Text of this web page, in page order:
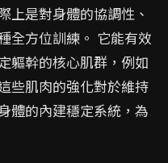
上是對身體的協調性、
全方位訓練。 它能有效
軀幹的核心肌群，例如
些肌肉的強化對於維持
體的內建穩定系統，為